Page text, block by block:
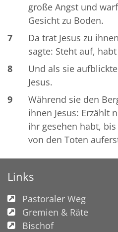
große Angst und
Gesicht zu Boden.
7
Da trat Jesus zu
sagte: Steht auf,
8
Und als sie
Jesus.
9
Während sie den
ihnen Jesus: Erzählt
ihr gesehen habt,
von den Toten
Links
Pastoraler Weg
Gremien & Räte
Bischof